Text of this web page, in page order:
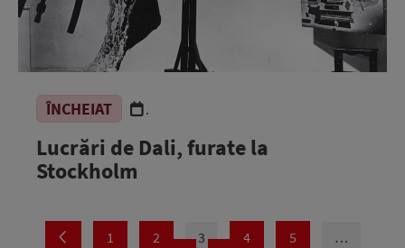
ÎNCHEIAT .
Lucrări de Dali, furate la
Stockholm
1 2 3 4 5
…